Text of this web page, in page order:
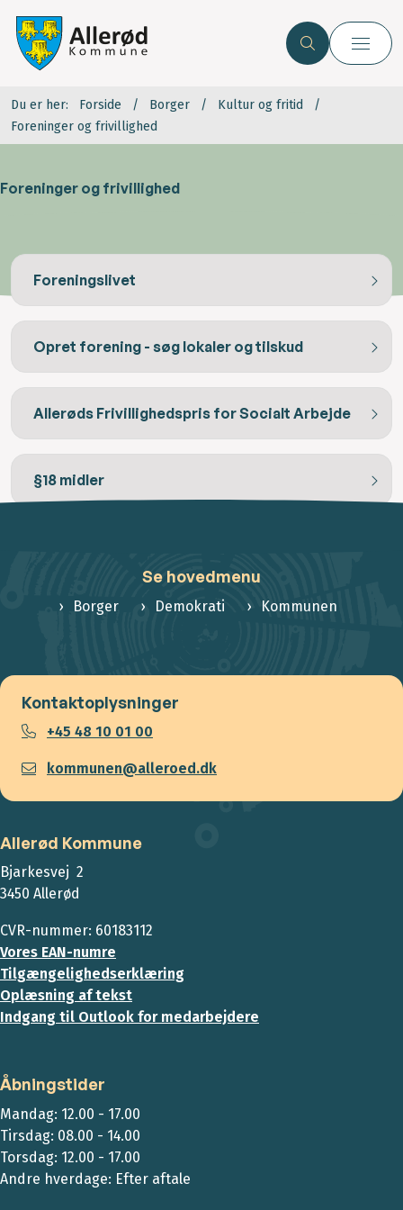
Du er her: Forside Borger
Kultur og fritid
Foreninger og frivillighed
Foreninger og frivillighed
Foreningslivet
Opret forening - søg lokaler og tilskud
Allerøds Frivillighedspris for Socialt Arbejde
§18 midler
Se hovedmenu
Borger Demokrati Kommunen
Kontaktoplysninger
+45 48 10 01 00
kommunen@alleroed.dk
Allerød Kommune
Bjarkesvej 2
3450 Allerød
CVR-nummer: 60183112
Vores EAN-numre
Tilgængelighedserklæring
Oplæsning af tekst
Indgang til Outlook for medarbejdere
Åbningstider
Mandag: 12.00 - 17.00
Tirsdag: 08.00 - 14.00
Torsdag: 12.00 - 17.00
Andre hverdage: Efter aftale